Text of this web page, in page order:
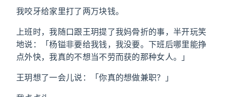
我咬牙给家里打了两万块钱。
上班时，我随口跟王玥提了我妈骨折的事，半开玩笑
地说：「杨镒非要给我钱，我没要。下班后哪里能挣
点外快，我真的不想当不劳而获的那种女人。」
王玥想了一会儿说：「你真的想做兼职？」